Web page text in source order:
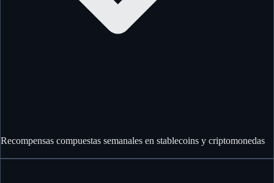
Recompensas compuestas semanales en stablecoins y criptomonedas